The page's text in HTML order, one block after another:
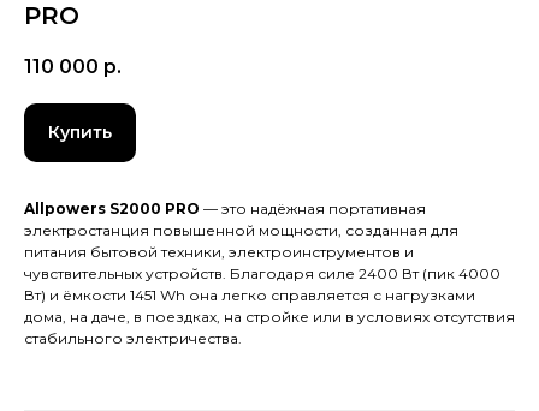
PRO
110 000 р.
Купить
Allpowers S2000 PRO — это надёжная портативная
электростанция повышенной мощности, созданная для
питания бытовой техники, электроинструментов и
чувствительных устройств. Благодаря силе 2400 Вт (пик 4000
Вт) и ёмкости 1451 Wh она легко справляется с нагрузками
дома, на даче, в поездках, на стройке или в условиях отсутствия
стабильного электричества.